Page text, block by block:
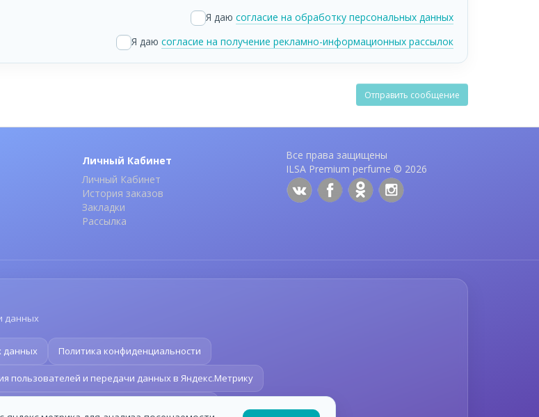
Я даю согласие на обработку персональных данных
Я даю согласие на получение рекламно-информационных рассылок
Личный Кабинет
Личный Кабинет
История заказов
Закладки
Рассылка
Все права защищены
ILSA Premium perfume © 2026
данных
данных Политика конфиденциальности
пользователей и передачи данных в Яндекс.Метрику